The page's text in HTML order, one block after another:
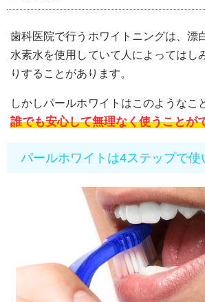
歯科医院で行うホワイトニングは、漂
水素水を使用していて人によってはし
りすることがあります。
しかしパールホワイトはこのようなこ
誰でも安心して無理なく使うことが
パールホワイトは4ステップで使